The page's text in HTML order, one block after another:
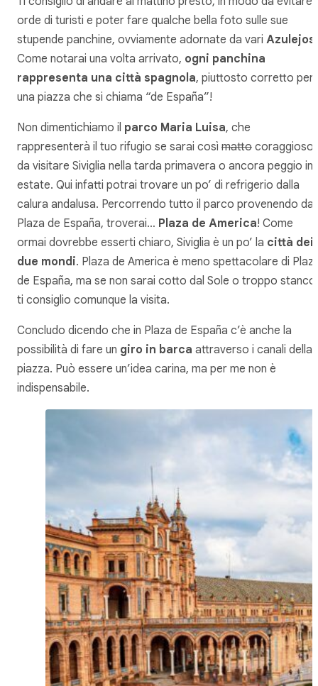
orde di turisti e poter fare qualche bella foto sulle sue
stupende panchine, ovviamente adornate da vari Azulejos
Come notarai una volta arrivato, ogni panchina
rappresenta una città spagnola, piuttosto corretto per
una piazza che si chiama “de España”!
Non dimentichiamo il parco Maria Luisa, che
rappresenterà il tuo rifugio se sarai così matto coraggioso
da visitare Siviglia nella tarda primavera o ancora peggio in
estate. Qui infatti potrai trovare un po’ di refrigerio dalla
calura andalusa. Percorrendo tutto il parco provenendo da
Plaza de España, troverai… Plaza de America! Come
ormai dovrebbe esserti chiaro, Siviglia è un po’ la città dei
due mondi. Plaza de America è meno spettacolare di
de España, ma se non sarai cotto dal Sole o troppo stanco
ti consiglio comunque la visita.
Concludo dicendo che in Plaza de España c’è anche la
possibilità di fare un giro in barca attraverso i canali della
piazza. Può essere un’idea carina, ma per me non è
indispensabile.